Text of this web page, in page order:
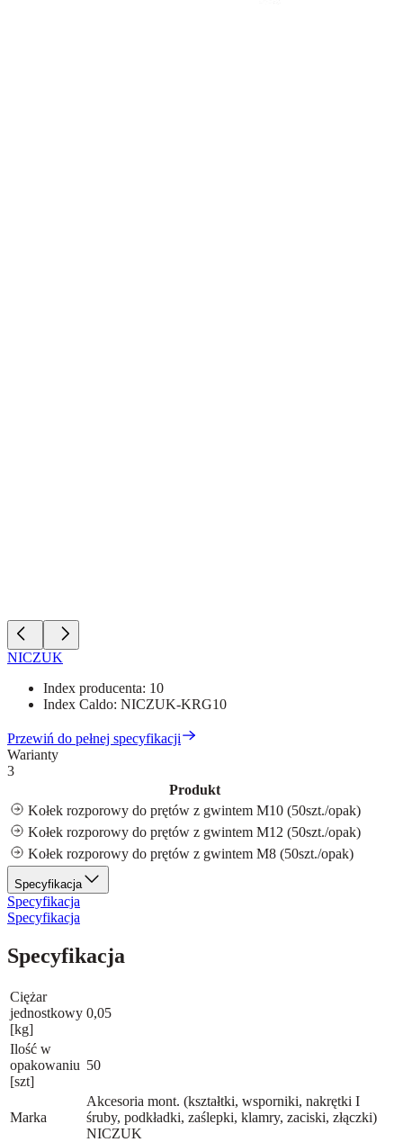
NICZUK
Index producenta: 10
Index Caldo: NICZUK-KRG10
Przewiń do pełnej specyfikacji
Warianty
3
Produkt
Kołek rozporowy do prętów z gwintem M10 (50szt./opak)
Kołek rozporowy do prętów z gwintem M12 (50szt./opak)
Kołek rozporowy do prętów z gwintem M8 (50szt./opak)
Specyfikacja
Specyfikacja
Specyfikacja
Specyfikacja
Ciężar
jednostkowy
[kg]
0,05
Ilość w
opakowaniu
[szt]
50
Marka
Akcesoria mont. (kształtki, wsporniki, nakrętki I
śruby, podkładki, zaślepki, klamry, zaciski, złączki)
NICZUK